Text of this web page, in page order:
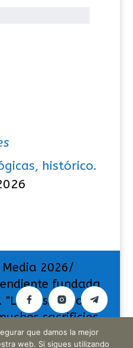
histórico.
2026/
fundada
pasión por
sacrificios,
da muchas
que damos la mejor
web. Si sigues utilizando